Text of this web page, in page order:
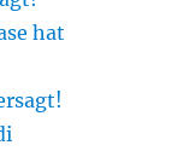
hat